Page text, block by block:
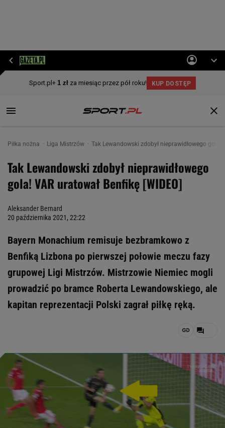
Piłka nożna Liga Mistrzów Tak Lewandowski zdobył nieprawidłowego gola
Tak Lewandowski zdobył nieprawidłowego
gola! VAR uratował Benfikę [WIDEO]
Aleksander Bernard
20 października 2021, 22:22
Bayern Monachium remisuje bezbramkowo z
Benfiką Lizbona po pierwszej połowie meczu fazy
grupowej Ligi Mistrzów. Mistrzowie Niemiec mogli
prowadzić po bramce Roberta Lewandowskiego, ale
kapitan reprezentacji Polski zagrał piłkę ręką.